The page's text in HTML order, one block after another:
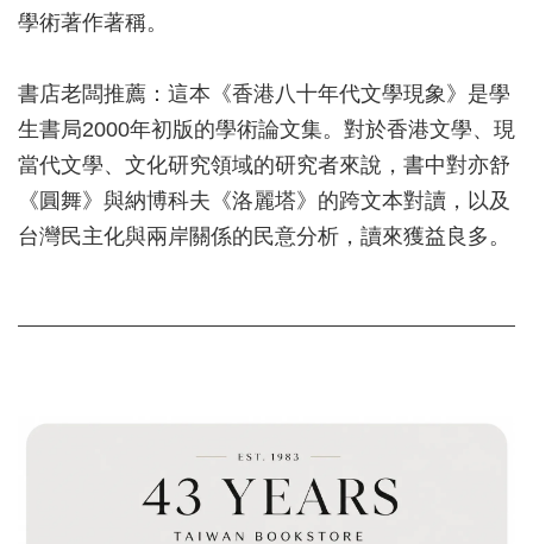
學術著作著稱。
書店老闆推薦：這本《香港八十年代文學現象》是學
生書局2000年初版的學術論文集。對於香港文學、現
當代文學、文化研究領域的研究者來說，書中對亦舒
《圓舞》與納博科夫《洛麗塔》的跨文本對讀，以及
台灣民主化與兩岸關係的民意分析，讀來獲益良多。